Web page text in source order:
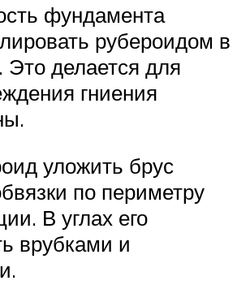
фундамента
рубероидом в
Это делается для
гниения
уложить брус
по периметру
В углах его
врубками и